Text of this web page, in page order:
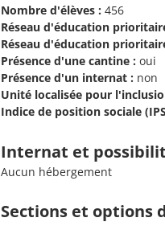
Nombre d'élèves : 456
Réseau d'éducation
Réseau d'éducation
Présence d'une cantine : oui
Présence d'un internat : non
Unité localisée pour
Indice de position sociale
Internat et
Aucun hébergement
Sections et options